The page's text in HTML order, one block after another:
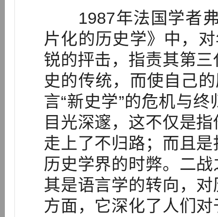
1987年法国学者弗
片化的历史学》中，
锐的抨击，指责其第
史的传统，而使自己
言“新史学”的危机与
目光深邃，这不仅是
走上了不归路；而且
历史学界的时弊。二
其是语言学的转向，
方面，它深化了人们